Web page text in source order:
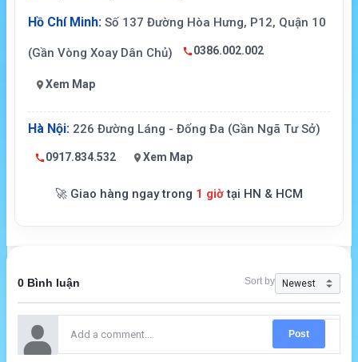
Hồ Chí Minh: Số 137 Đường Hòa Hưng, P12, Quận 10
(Gần Vòng Xoay Dân Chủ) 0386.002.002
Xem Map
Hà Nội: 226 Đường Láng - Đống Đa (Gần Ngã Tư Sở)
0917.834.532 Xem Map
🚀 Giao hàng ngay trong 1 giờtại HN & HCM
0 Bình luận Sort by
Post